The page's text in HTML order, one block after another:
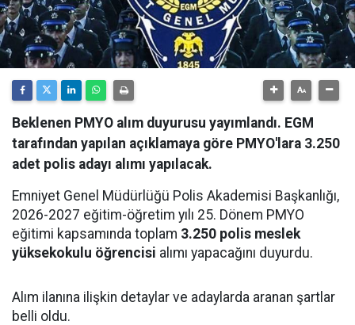
Beklenen PMYO alım duyurusu yayımlandı. EGM
tarafından yapılan açıklamaya göre PMYO'lara 3.250
adet polis adayı alımı yapılacak.
Emniyet Genel Müdürlüğü Polis Akademisi Başkanlığı,
2026-2027 eğitim-öğretim yılı 25. Dönem PMYO
eğitimi kapsamında toplam 3.250 polis meslek
yüksekokulu öğrencisi alımı yapacağını duyurdu.
Alım ilanına ilişkin detaylar ve adaylarda aranan şartlar
belli oldu.